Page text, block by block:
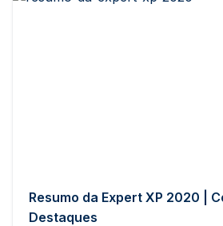
Resumo da Expert XP 2020 |
Destaques